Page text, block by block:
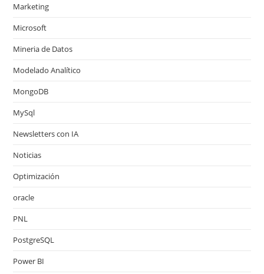
Marketing
Microsoft
Mineria de Datos
Modelado Analítico
MongoDB
MySql
Newsletters con IA
Noticias
Optimización
oracle
PNL
PostgreSQL
Power BI